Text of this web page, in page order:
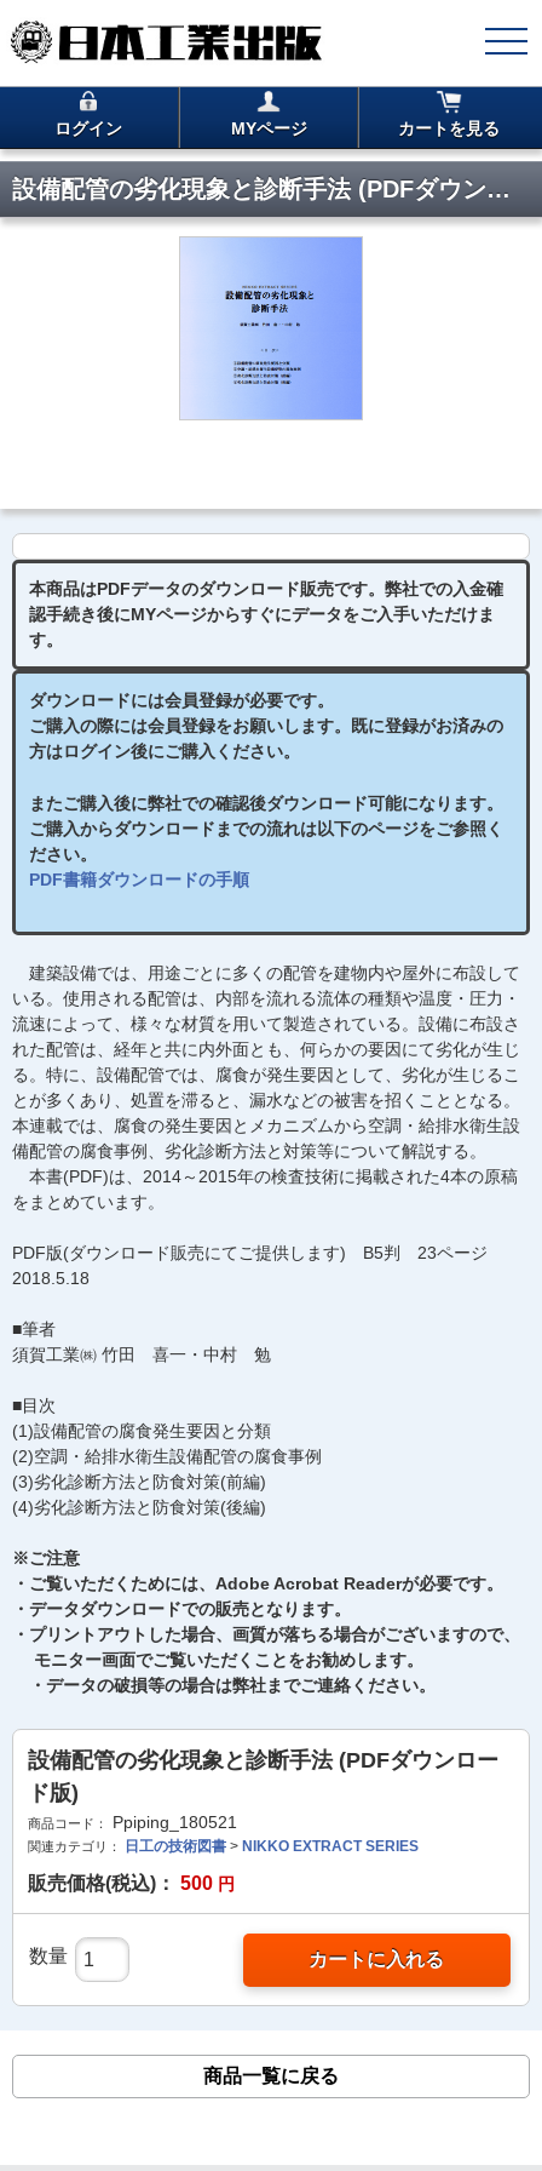
ログイン MYページ カートを見る
設備配管の劣化現象と診断手法 (PDFダウンロード版)
本商品はPDFデータのダウンロード販売です。弊社での入金確
認手続き後にMYページからすぐにデータをご入手いただけま
す。
ダウンロードには会員登録が必要です。
ご購入の際には会員登録をお願いします。既に登録がお済みの
方はログイン後にご購入ください。
またご購入後に弊社での確認後ダウンロード可能になります。
ご購入からダウンロードまでの流れは以下のページをご参照く
ださい。
PDF書籍ダウンロードの手順
建築設備では、用途ごとに多くの配管を建物内や屋外に布設して
いる。使用される配管は、内部を流れる流体の種類や温度・圧力・
流速によって、様々な材質を用いて製造されている。設備に布設さ
れた配管は、経年と共に内外面とも、何らかの要因にて劣化が生じ
る。特に、設備配管では、腐食が発生要因として、劣化が生じるこ
とが多くあり、処置を滞ると、漏水などの被害を招くこととなる。
本連載では、腐食の発生要因とメカニズムから空調・給排水衛生設
備配管の腐食事例、劣化診断方法と対策等について解説する。
本書(PDF)は、2014～2015年の検査技術に掲載された4本の原稿
をまとめています。
PDF版(ダウンロード販売にてご提供します) B5判 23ページ
2018.5.18
■筆者
須賀工業㈱ 竹田 喜一・中村 勉
■目次
(1)設備配管の腐食発生要因と分類
(2)空調・給排水衛生設備配管の腐食事例
(3)劣化診断方法と防食対策(前編)
(4)劣化診断方法と防食対策(後編)
※ご注意
・ご覧いただくためには、Adobe Acrobat Readerが必要です。
・データダウンロードでの販売となります。
・プリントアウトした場合、画質が落ちる場合がございますので、
モニター画面でご覧いただくことをお勧めします。
・データの破損等の場合は弊社までご連絡ください。
設備配管の劣化現象と診断手法 (PDFダウンロー
ド版)
商品コード： Ppiping_180521
関連カテゴリ： 日工の技術図書 > NIKKO EXTRACT SERIES
販売価格(税込)： 500 円
数量 カートに入れる
商品一覧に戻る